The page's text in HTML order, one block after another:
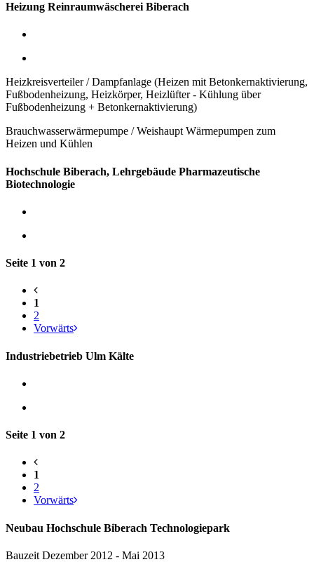
Heizung Reinraumwäscherei Biberach
Heizkreisverteiler / Dampfanlage (Heizen mit Betonkernaktivierung,
Fußbodenheizung, Heizkörper, Heizlüfter - Kühlung über
Fußbodenheizung + Betonkernaktivierung)
Brauchwasserwärmepumpe / Weishaupt Wärmepumpen zum
Heizen und Kühlen
Hochschule Biberach, Lehrgebäude Pharmazeutische
Biotechnologie
Seite 1 von 2
1
2
Vorwärts
Industriebetrieb Ulm Kälte
Seite 1 von 2
1
2
Vorwärts
Neubau Hochschule Biberach Technologiepark
Bauzeit Dezember 2012 - Mai 2013